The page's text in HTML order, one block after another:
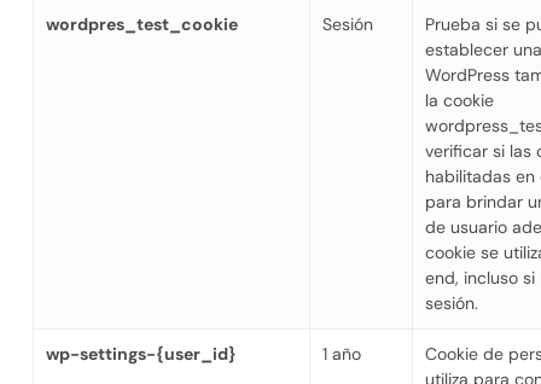
wordpres_test_cookie Sesión
Prueba si se
establecer
WordPress
la cookie
verificar si las
habilitadas en
para brindar
de usuario
cookie se
end, incluso
sesión.
wp-settings-{user_id} 1 año
Cookie de
utiliza para